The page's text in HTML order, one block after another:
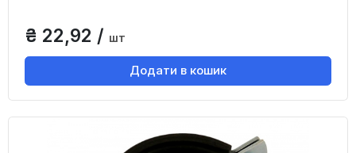
₴ 22,92 / шт
Додати в кошик